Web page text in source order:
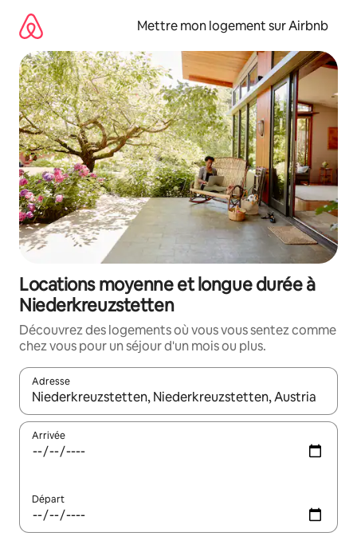
directement
contenu
Mettre mon logement sur Airbnb
Locations moyenne et longue durée à
Niederkreuzstetten
Découvrez des logements où vous vous sentez comme
chez vous pour un séjour d'un mois ou plus.
Adresse
Lorsque les résultats s'affichent, utilisez les flèches vers le
Arrivée
Départ